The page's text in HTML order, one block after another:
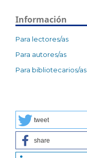
Información
Para lectores/as
Para autores/as
Para bibliotecarios/as
tweet
share